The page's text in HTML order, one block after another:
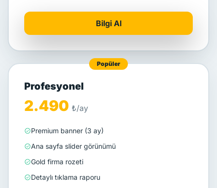
Bilgi Al
Popüler
Profesyonel
2.490 ₺/ay
Premium banner (3 ay)
Ana sayfa slider görünümü
Gold firma rozeti
Detaylı tıklama raporu